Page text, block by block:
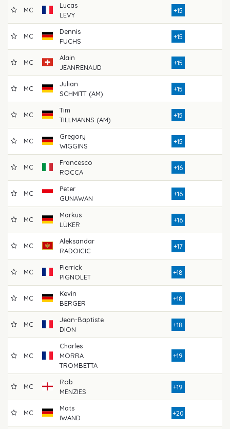
MC
Lucas
LEVY
+15
MC
Dennis
FUCHS
+15
MC
Alain
JEANRENAUD
+15
MC
Julian
SCHMITT (AM)
+15
MC
Tim
TILLMANNS (AM)
+15
MC
Gregory
WIGGINS
+15
MC
Francesco
ROCCA
+16
MC
Peter
GUNAWAN
+16
MC
Markus
LÜKER
+16
MC
Aleksandar
RADOICIC
+17
MC
Pierrick
PIGNOLET
+18
MC
Kevin
BERGER
+18
MC
Jean-Baptiste
DION
+18
MC
Charles
MORRA
TROMBETTA
+19
MC
Rob
MENZIES
+19
MC
Mats
IWAND
+20